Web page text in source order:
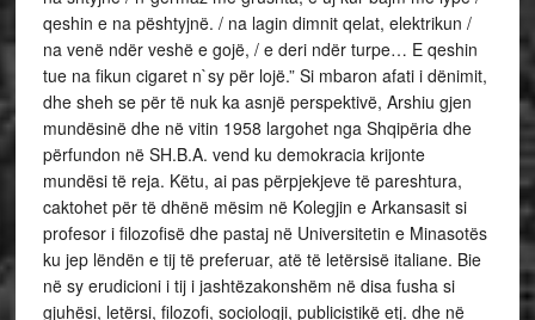
qeshin e na pështyjnë. / na lagin dimnit qelat, elektrikun /
na venë ndër veshë e gojë, / e deri ndër turpe… E qeshin
tue na fikun cigaret n`sy për lojë.” Si mbaron afati i dënimit,
dhe sheh se për të nuk ka asnjë perspektivë, Arshiu gjen
mundësinë dhe në vitin 1958 largohet nga Shqipëria dhe
përfundon në SH.B.A. vend ku demokracia krijonte
mundësi të reja. Këtu, ai pas përpjekjeve të pareshtura,
caktohet për të dhënë mësim në Kolegjin e Arkansasit si
profesor i filozofisë dhe pastaj në Universitetin e Minasotës
ku jep lëndën e tij të preferuar, atë të letërsisë italiane. Bie
në sy erudicioni i tij i jashtëzakonshëm në disa fusha si
gjuhësi, letërsi, filozofi, sociologji, publicistikë etj. dhe në